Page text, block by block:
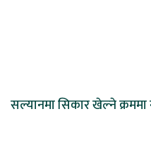
सल्यानमा सिकार खेल्ने